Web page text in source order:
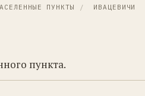
ПУНКТЫ / ИВАЦЕВИЧИ
пункта.